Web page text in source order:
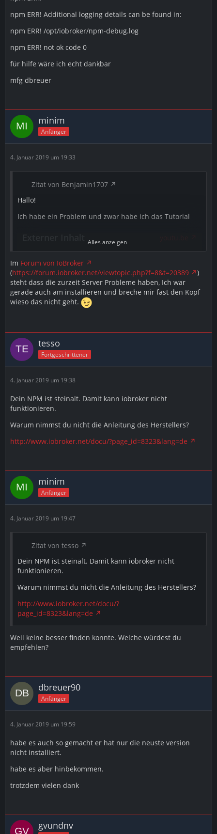
npm ERR! Additional logging details can be found in:
npm ERR! /opt/iobroker/npm-debug.log
npm ERR! not ok code 0
für hilfe wäre ich echt dankbar
mfg dbreuer
minim
Anfänger
4. Januar 2019 um 19:33
Zitat von Benjamin1707
Hallo!
Ich habe ein Problem und zwar habe ich das Tutorial
Inhalte von externen Seiten werden ohne Ihre
Zustimmung nicht automatisch geladen und
angezeigt.
Alle externen Inhalte anzeigen
Durch die Aktivierung der externen Inhalte erklären Sie sich
gestellt.
1zu1 befolgt aber ich bekomme bei dem versuch IO-
Broker zu installieren bei dem Befehl
sudo npm install iobroker --unsafe-perm
iobroker --unsafe-perm
sudo: npm: Befehl nicht gefunden
habe es schon bestimmt 5 mal versucht ihn zu
installieren (von Anfang an) also SD karte Partitionen
aufgelöst und von anfang an versucht aber ich
bekomme immer den gleichen Fehler....
Bitte um Hilfe
Alles anzeigen
Im Forum von IoBroker
(https://forum.iobroker.net/viewtopic.php?f=8&t=20389
)
steht dass die zurzeit Server Probleme haben, Ich war
gerade auch am installieren und breche mir fast den Kopf
wieso das nicht geht.
tesso
Fortgeschrittener
4. Januar 2019 um 19:38
Dein NPM ist steinalt. Damit kann iobroker nicht
funktionieren.
Warum nimmst du nicht die Anleitung des Herstellers?
http://www.iobroker.net/docu/?page_id=8323&lang=de
minim
Anfänger
4. Januar 2019 um 19:47
Zitat von tesso
Dein NPM ist steinalt. Damit kann iobroker nicht
funktionieren.
Warum nimmst du nicht die Anleitung des Herstellers?
http://www.iobroker.net/docu/?
page_id=8323&lang=de
Weil keine besser finden konnte. Welche würdest du
empfehlen?
dbreuer90
Anfänger
4. Januar 2019 um 19:59
habe es auch so gemacht er hat nur die neuste version
nicht installiert.
habe es aber hinbekommen.
trotzdem vielen dank
gvundnv